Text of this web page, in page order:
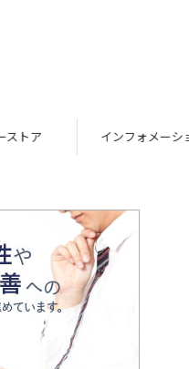
インフォメーション